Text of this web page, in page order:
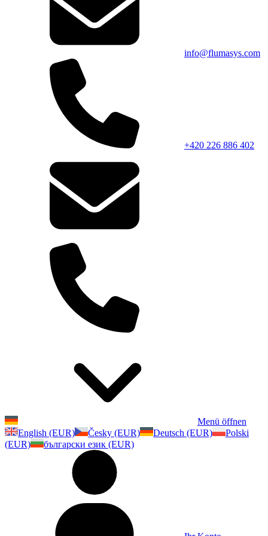
info@flumasys.com
+420 226 886 402
Menü öffnen
English (EUR)
Česky (EUR) Deutsch (EUR)
Polski
(EUR)
български език (EUR)